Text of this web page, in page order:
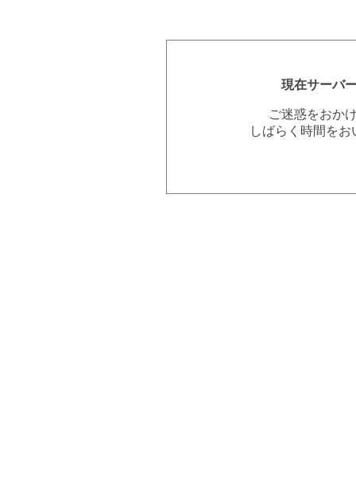
現在サーバ
ご迷惑をおか
しばらく時間を